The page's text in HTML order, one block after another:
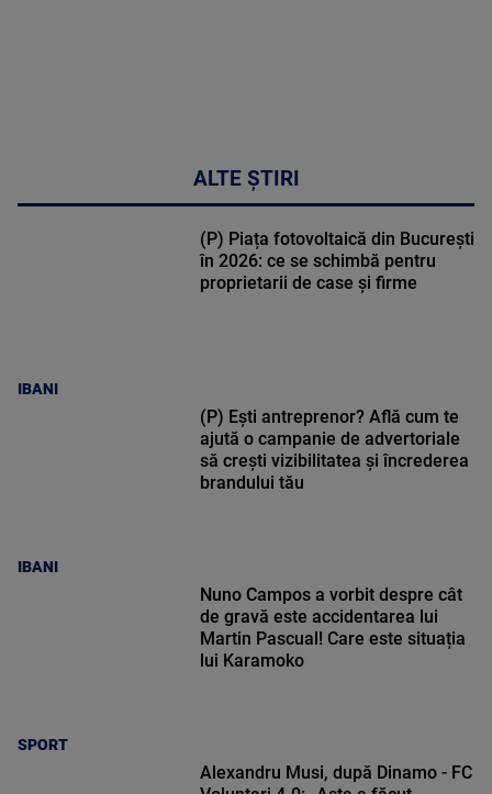
ALTE ȘTIRI
IBANI
(P) Piața fotovoltaică din București
în 2026: ce se schimbă pentru
proprietarii de case și firme
IBANI
(P) Ești antreprenor? Află cum te
ajută o campanie de advertoriale
să crești vizibilitatea și încrederea
brandului tău
SPORT
Nuno Campos a vorbit despre cât
de gravă este accidentarea lui
Martin Pascual! Care este situația
lui Karamoko
Alexandru Musi, după Dinamo - FC